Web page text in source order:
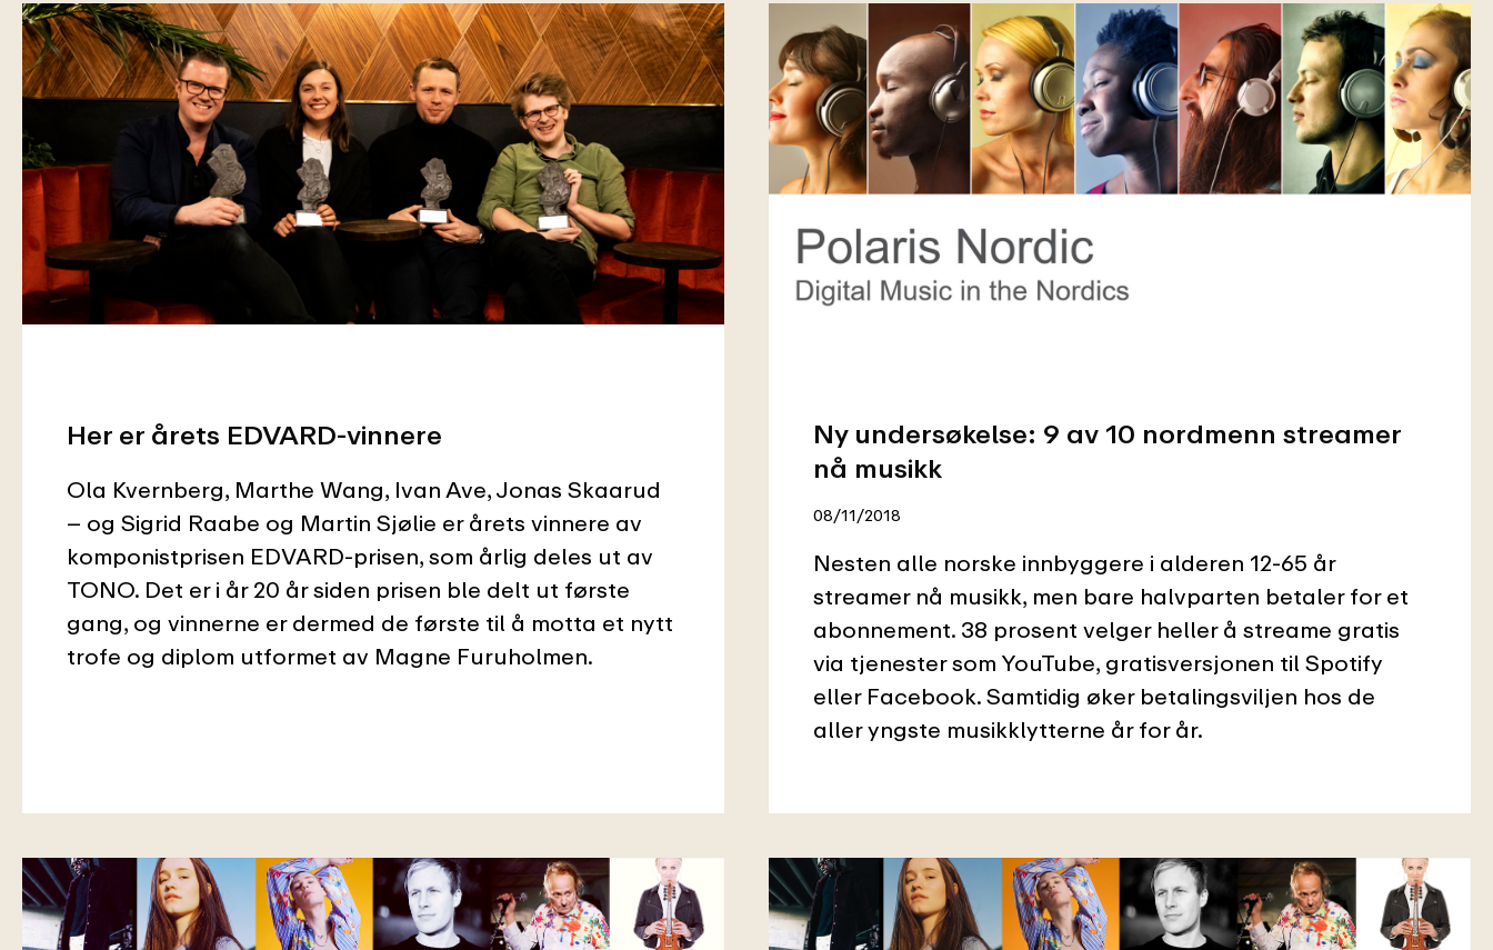
Her er årets EDVARD-vinnere
Ola Kvernberg, Marthe Wang, Ivan Ave, Jonas Skaarud
– og Sigrid Raabe og Martin Sjølie er årets vinnere av
komponistprisen EDVARD-prisen, som årlig deles ut av
TONO. Det er i år 20 år siden prisen ble delt ut første
gang, og vinnerne er dermed de første til å motta et nytt
trofe og diplom utformet av Magne Furuholmen.
Ny undersøkelse: 9 av 10 nordmenn streamer
nå musikk
08/11/2018
Nesten alle norske innbyggere i alderen 12-65 år
streamer nå musikk, men bare halvparten betaler for et
abonnement. 38 prosent velger heller å streame gratis
via tjenester som YouTube, gratisversjonen til Spotify
eller Facebook. Samtidig øker betalingsviljen hos de
aller yngste musikklytterne år for år.